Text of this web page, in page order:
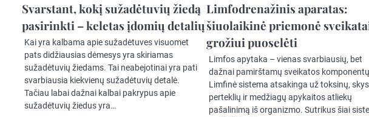
Svarstant, kokį sužadėtuvių žiedą
pasirinkti – keletas įdomių detalių
Kai yra kalbama apie sužadėtuves visuomet
pats didžiausias dėmesys yra skiriamas
sužadėtuvių žiedams. Tai neabejotinai yra pati
svarbiausia kiekvienų sužadėtuvių detalė.
Tačiau labai dažnai kalbai pakrypus apie
sužadėtuvių žiedus yra…
Limfodrenažinis aparatas:
šiuolaikinė priemonė
grožiui puoselėti
Limfos apytaka – vienas svarbiausių, bet
dažnai pamirštamų sveikatos
Limfinė sistema atsakinga už toksinų,
perteklių ir medžiagų apykaitos atliekų
pašalinimą iš organizmo. Sutrikus šiai